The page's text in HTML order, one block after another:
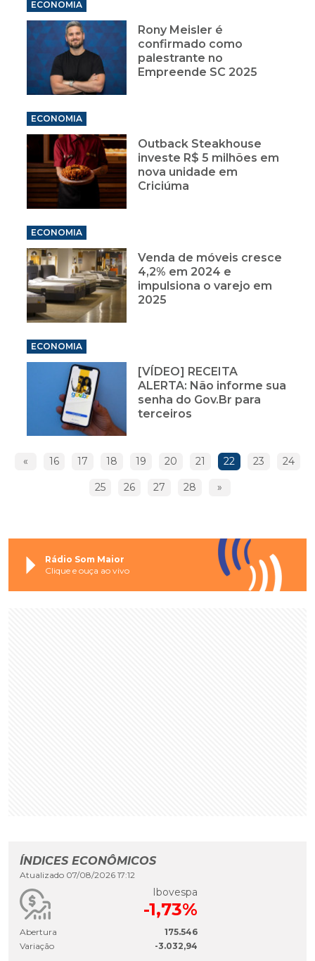
ECONOMIA
Rony Meisler é
confirmado como
palestrante no
Empreende SC 2025
ECONOMIA
Outback Steakhouse
investe R$ 5 milhões em
nova unidade em
Criciúma
ECONOMIA
Venda de móveis cresce
4,2% em 2024 e
impulsiona o varejo em
2025
ECONOMIA
[VÍDEO] RECEITA
ALERTA: Não informe sua
senha do Gov.Br para
terceiros
« 16 17 18 19 20 21 22 23 24
25 26 27 28 »
Rádio Som Maior
Clique e ouça ao vivo
ÍNDICES ECONÔMICOS
Atualizado 07/08/2026 17:12
Ibovespa
-1,73%
Abertura
175.546
Variação
-3.032,94